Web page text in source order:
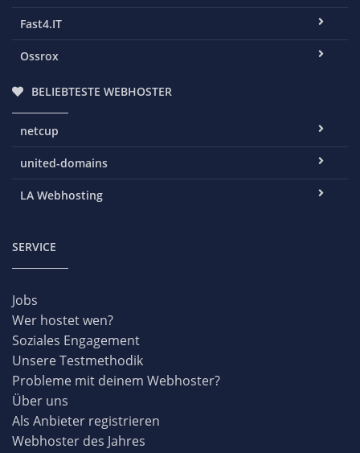
Fast4.IT
Ossrox
BELIEBTESTE WEBHOSTER
netcup
united-domains
LA Webhosting
SERVICE
Jobs
Wer hostet wen?
Soziales Engagement
Unsere Testmethodik
Probleme mit deinem Webhoster?
Über uns
Als Anbieter registrieren
Webhoster des Jahres